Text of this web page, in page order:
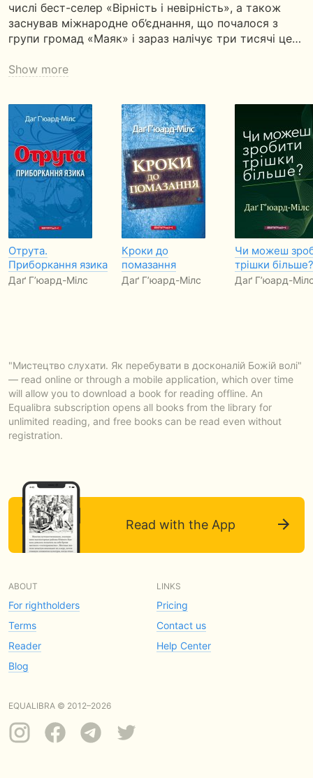
числі бест-селер «Вірність і невірність», а також
заснував міжнародне об’єднання, що почалося з
групи громад «Маяк» і зараз налічує три тисячі це…
Show more
Отрута.
Приборкання язика
Даґ Г’юард-Мілс
Кроки до
помазання
Даґ Г’юард-Мілс
Чи можеш
трішки більше?
Даґ Г’юард-
"Мистецтво слухати. Як перебувати в досконалій Божій волі"
— read online or through a mobile application, which over time
will allow you to download a book for reading offline. An
Equalibra subscription opens all books from the library for
unlimited reading, and free books can be read even without
registration.
Read with the App
ABOUT
For rightholders
Terms
Reader
Blog
LINKS
Pricing
Contact us
Help Center
EQUALIBRA © 2012–2026